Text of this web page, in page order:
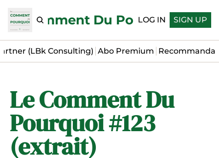
Le Comment Du Pourquoi
LOG IN SIGN UP
(LBk Consulting) Abo Premium
Le Comment Du
Pourquoi #123
(extrait)